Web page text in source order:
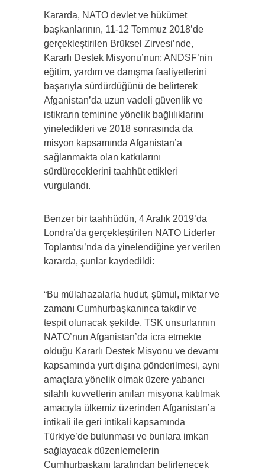
Kararda, NATO devlet ve hükümet
başkanlarının, 11-12 Temmuz 2018’de
gerçekleştirilen Brüksel Zirvesi’nde,
Kararlı Destek Misyonu’nun; ANDSF’nin
eğitim, yardım ve danışma faaliyetlerini
başarıyla sürdürdüğünü de belirterek
Afganistan’da uzun vadeli güvenlik ve
istikrarın teminine yönelik bağlılıklarını
yineledikleri ve 2018 sonrasında da
misyon kapsamında Afganistan’a
sağlanmakta olan katkılarını
sürdüreceklerini taahhüt ettikleri
vurgulandı.
Benzer bir taahhüdün, 4 Aralık 2019’da
Londra’da gerçekleştirilen NATO Liderler
Toplantısı’nda da yinelendiğine yer verilen
kararda, şunlar kaydedildi:
“Bu mülahazalarla hudut, şümul, miktar ve
zamanı Cumhurbaşkanınca takdir ve
tespit olunacak şekilde, TSK unsurlarının
NATO’nun Afganistan’da icra etmekte
olduğu Kararlı Destek Misyonu ve devamı
kapsamında yurt dışına gönderilmesi, aynı
amaçlara yönelik olmak üzere yabancı
silahlı kuvvetlerin anılan misyona katılmak
amacıyla ülkemiz üzerinden Afganistan’a
intikali ile geri intikali kapsamında
Türkiye’de bulunması ve bunlara imkan
sağlayacak düzenlemelerin
Cumhurbaşkanı tarafından belirlenecek